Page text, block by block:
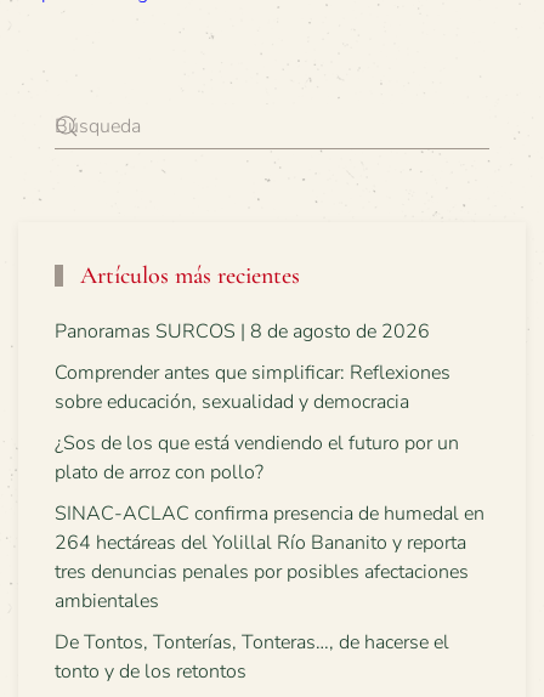
Artículos más recientes
Panoramas SURCOS | 8 de agosto de 2026
Comprender antes que simplificar: Reflexiones
sobre educación, sexualidad y democracia
¿Sos de los que está vendiendo el futuro por un
plato de arroz con pollo?
SINAC-ACLAC confirma presencia de humedal en
264 hectáreas del Yolillal Río Bananito y reporta
tres denuncias penales por posibles afectaciones
ambientales
De Tontos, Tonterías, Tonteras…, de hacerse el
tonto y de los retontos